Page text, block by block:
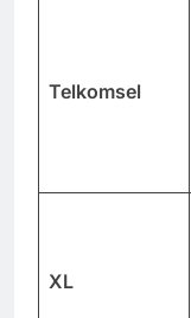
Telkomsel
XL